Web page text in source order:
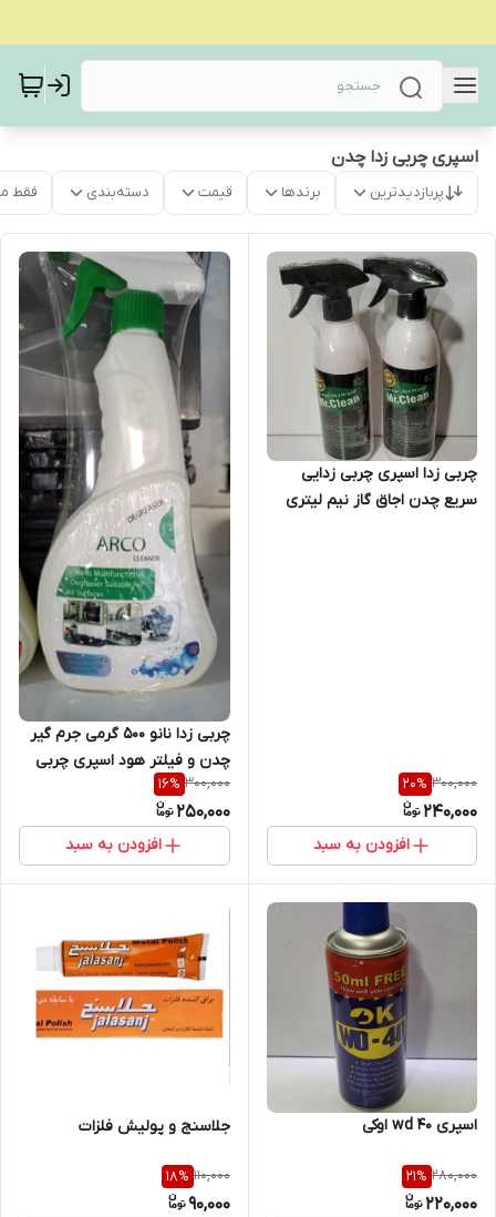
اسپری چربی زدا چدن
پربازدیدترین برندها قیمت دسته‌بندی فقط
چربی زدا اسپری چربی زدایی
سریع چدن اجاق گاز نیم لیتری
300,000
20%
240,000
افزودن به سبد
چربی زدا نانو 500 گرمی جرم گیر
چدن و فیلتر هود اسپری چربی
زدا
300,000
16%
250,000
افزودن به سبد
اسپری wd 40 اوکی
280,000
21%
220,000
جلاسنج و پولیش فلزات
110,000
18%
90,000